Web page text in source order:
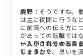
鹿野： そうですね。
は主に夜間に行うな
に前職への伝え方に
があっての転職では
いという自分の率直
できました。思いを
ー入庁されてから今
しょうか？